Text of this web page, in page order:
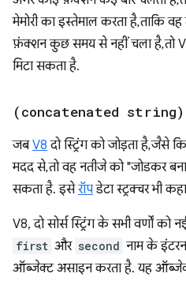
मेमोरी का इस्तेमाल करता है, ताकि
फ़ंक्शन कुछ समय से नहीं चला है, तो
मिटा सकता है.
(concatenated string)
जबV8 दो स्ट्रिंग को जोड़ता है, जैसे
मदद से, तो वह नतीजे को "जोडकर
सकता है. इसेरॉपडेटा स्ट्रक्चर भी
V8, दो सोर्स स्ट्रिंग के सभी वर्णों को
first और second नाम के
ऑब्जेक्ट असाइन करता है. यह ऑब्जेक्ट,